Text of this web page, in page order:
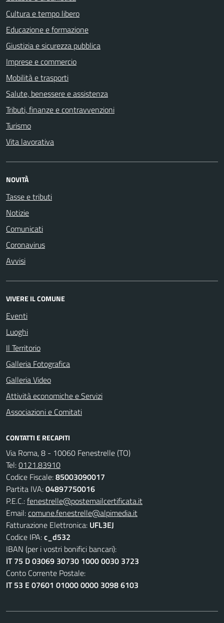
Cultura e tempo libero
Educazione e formazione
Giustizia e sicurezza pubblica
Imprese e commercio
Mobilità e trasporti
Salute, benessere e assistenza
Tributi, finanze e contravvenzioni
Turismo
Vita lavorativa
NOVITÀ
Tasse e tributi
Notizie
Comunicati
Coronavirus
Avvisi
VIVERE IL COMUNE
Eventi
Luoghi
Il Territorio
Galleria Fotografica
Galleria Video
Attività economiche e Servizi
Associazioni e Comitati
CONTATTI E RECAPITI
Via Roma, 8 - 10060 Fenestrelle (TO)
Tel:0121.83910
Codice Fiscale:85003090017
Partita IVA:04897750016
P.E.C.:fenestrelle@postemailcertificata.it
Email:comune.fenestrelle@alpimedia.it
Fatturazione Elettronica: UFL3EJ
Codice IPA:c_d532
IBAN (per i vostri bonifici bancari):
IT 75 D 03069 30730 1000 0030 3723
Conto Corrente Postale:
IT 53 E 07601 01000 0000 3098 6103